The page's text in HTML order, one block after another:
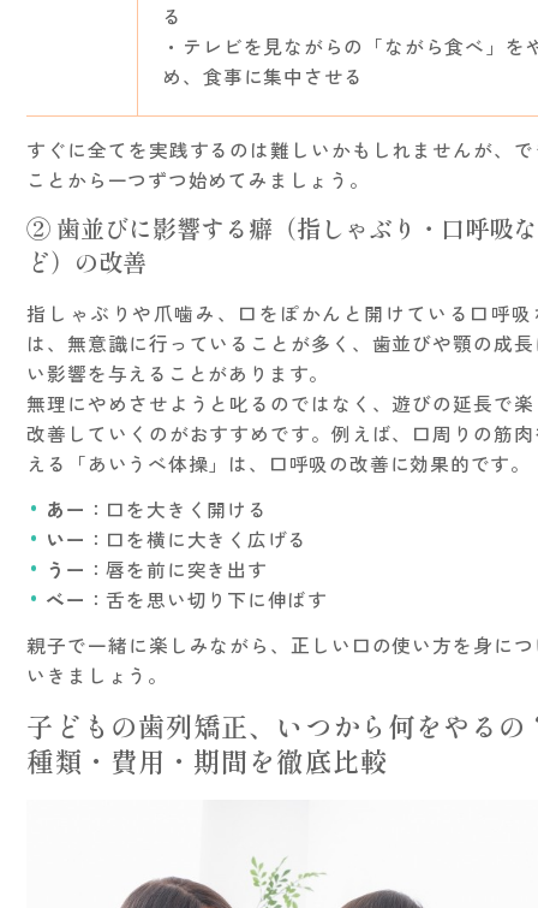
る
・テレビを見ながらの「ながら食べ」を
め、食事に集中させる
すぐに全てを実践するのは難しいかもしれませんが、
ことから一つずつ始めてみましょう。
② 歯並びに影響する癖（指しゃぶり・口呼吸な
ど）の改善
指しゃぶりや爪噛み、口をぽかんと開けている口呼吸
は、無意識に行っていることが多く、歯並びや顎の成
い影響を与えることがあります。
無理にやめさせようと叱るのではなく、遊びの延長で
改善していくのがおすすめです。例えば、口周りの筋
える「あいうべ体操」は、口呼吸の改善に効果的です。
あー ：口を大きく開ける
いー ：口を横に大きく広げる
うー ：唇を前に突き出す
べー ：舌を思い切り下に伸ばす
親子で一緒に楽しみながら、正しい口の使い方を身に
いきましょう。
子どもの歯列矯正、いつから何をやるの
種類・費用・期間を徹底比較